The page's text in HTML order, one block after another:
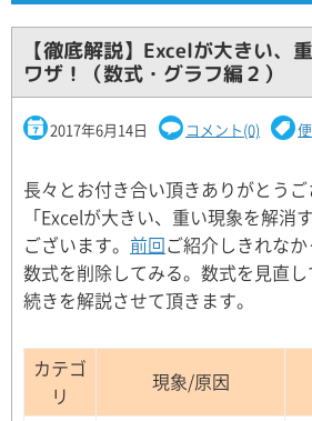
【徹底解説】Excelが大きい、
ワザ！（数式・グラフ編２）
2017年6月14日 コメント(0)
長々とお付き合い頂きありがとう
「Excelが大きい、重い現象を解消
ございます。 前回ご紹介しきれな
数式を削除してみる。数式を見直
続きを解説させて頂きます。
カテゴ
リ
現象/原因